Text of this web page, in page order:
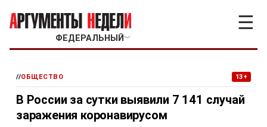
ФЕДЕРАЛЬНЫЙ ﹀
☰
//ОБЩЕСТВО 13+
В России за сутки выявили 7 141 случай
заражения коронавирусом